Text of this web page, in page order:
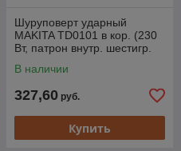
Шуруповерт ударный
MAKITA TD0101 в кор. (230
Вт, патрон внутр. шестигр.
В наличии
327,60 руб.
Купить